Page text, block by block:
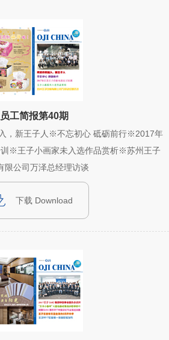
员工简报第40期
，新王子人※不忘初心 砥砺前行※2017年
※王子小画家未入选作品赏析※苏州王子
限公司万泽总经理访谈
下载 Download